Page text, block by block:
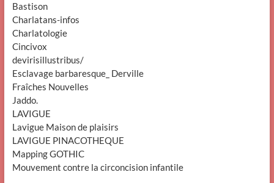
Bastison
Charlatans-infos
Charlatologie
Cincivox
devirisillustribus/
Esclavage barbaresque_ Derville
Fraîches Nouvelles
Jaddo.
LAVIGUE
Lavigue Maison de plaisirs
LAVIGUE PINACOTHEQUE
Mapping GOTHIC
Mouvement contre la circoncision infantile